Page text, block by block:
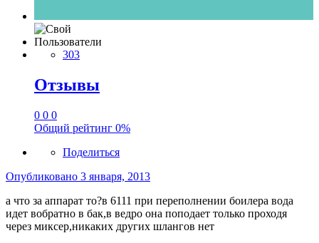
Пользователи
303
Отзывы
0 0 0
Общий рейтинг 0%
Поделиться
Опубликовано 3 января, 2013
а что за аппарат то?в 6111 при переполнении боилера вода
идет вобратно в бак,в ведро она поподает только проходя
через миксер,никаких других шлангов нет